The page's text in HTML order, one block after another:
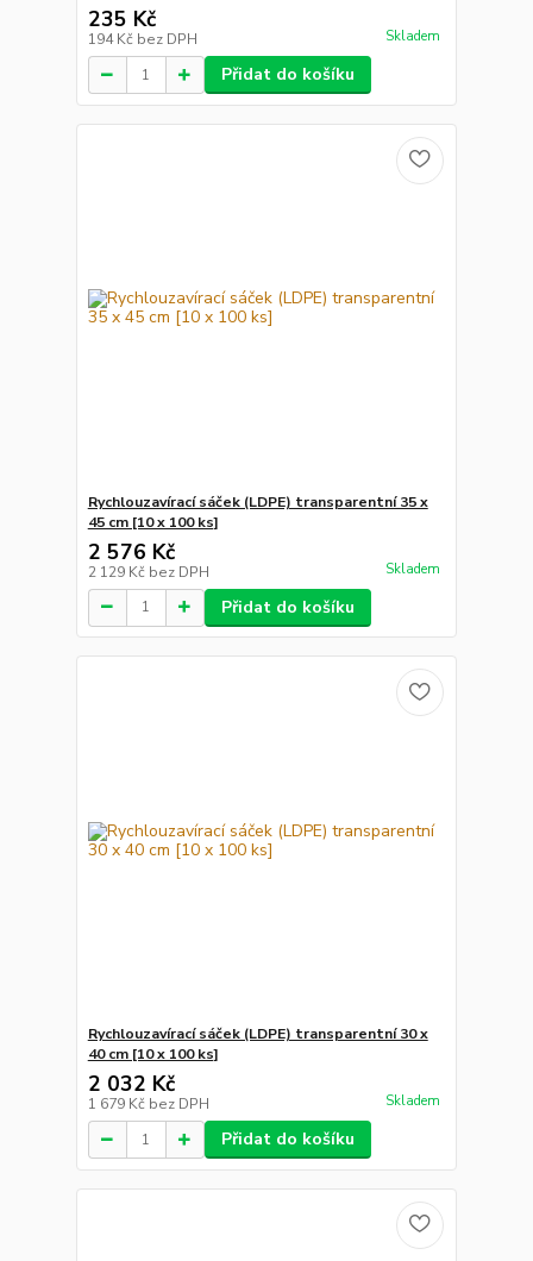
235 Kč
194 Kč bez DPH Skladem
Přidat do košíku
Rychlouzavírací sáček (LDPE) transparentní 35 x
45 cm [10 x 100 ks]
2 576 Kč
2 129 Kč bez DPH Skladem
Přidat do košíku
Rychlouzavírací sáček (LDPE) transparentní 30 x
40 cm [10 x 100 ks]
2 032 Kč
1 679 Kč bez DPH Skladem
Přidat do košíku